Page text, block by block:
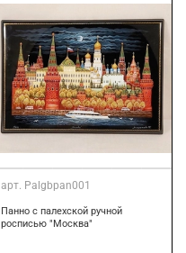
арт. Palgbpan001
Панно с палехской ручной
росписью "Москва"